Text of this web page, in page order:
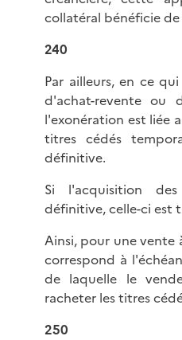
collatéral bénéficie
240
Par ailleurs, en ce
d'achat-revente ou
l'exonération est liée
titres cédés
définitive.
Si l'acquisition
définitive, celle-ci est
Ainsi, pour une vente
correspond à
de laquelle le
racheter les titres
250